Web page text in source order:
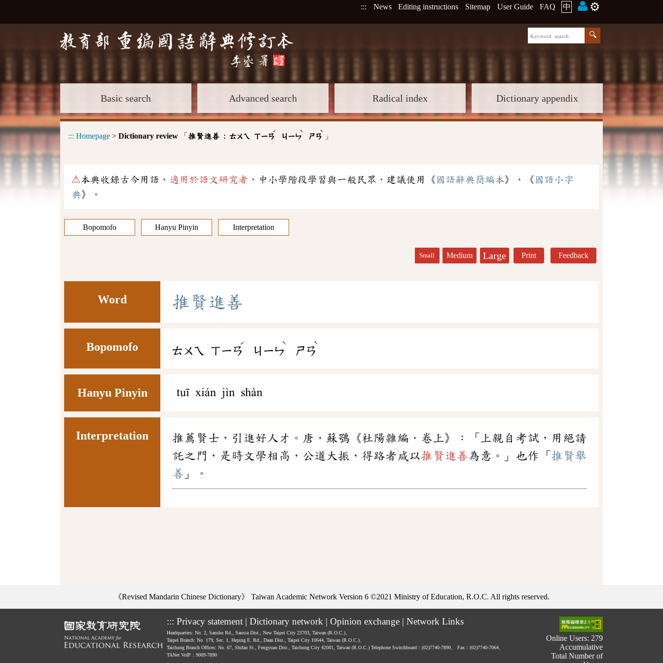
::: News Editing instructions Sitemap User Guide FAQ 中 ⚙️
Basic search Advanced search Radical index Dictionary appendix
::: Homepage > Dictionary review 「 推賢進善 : ㄊㄨㄟ ㄒㄧㄢ
ˊ
ㄐㄧㄣ
ˋ
ㄕㄢ
ˋ
」
⚠本典收錄古今用語， 適用於語文研究者 ，中小學階段學習與一般民眾，建議使用《 國語辭典簡編本》、《 國語小字
典》。
Bopomofo Hanyu Pinyin Interpretation
Small Medium Large Print Feedback
Word 推 賢進 善
Bopomofo ㄊㄨㄟ ㄒㄧㄢ
ˊ
ㄐㄧㄣ
ˋ
ㄕㄢ
ˋ
Hanyu Pinyin tuī xián jìn shàn
Interpretation
推薦賢士，引進好人才。唐．蘇鶚《杜陽雜編．卷上》：「上親自考試，用絕請
託之門，是時文學相高，公道大振，得路者咸以推賢進善為意。」也作「 推賢舉
善 」。
《Revised Mandarin Chinese Dictionary》 Taiwan Academic Network Version 6 ©2021 Ministry of Education, R.O.C. All rights reserved.
::: Privacy statement | Dictionary network | Opinion exchange | Network Links
Headquarters: No. 2, Sanshu Rd., Sanxia Dist., New Taipei City 23703, Taiwan (R.O.C.)、
Taipei Branch: No. 179, Sec. 1, Heping E. Rd., Daan Dist., Taipei City 10644, Taiwan (R.O.C.)、
Taichung Branch Offices: No. 67, Shifan St., Fengyuan Dist., Taichung City 42081, Taiwan (R.O.C.) Telephone Switchboard：(02)7740-7890、
Fax：(02)7740-7064、
TANet VoIP：9009-7890
Online Users: 279
Accumulative
Total Number of